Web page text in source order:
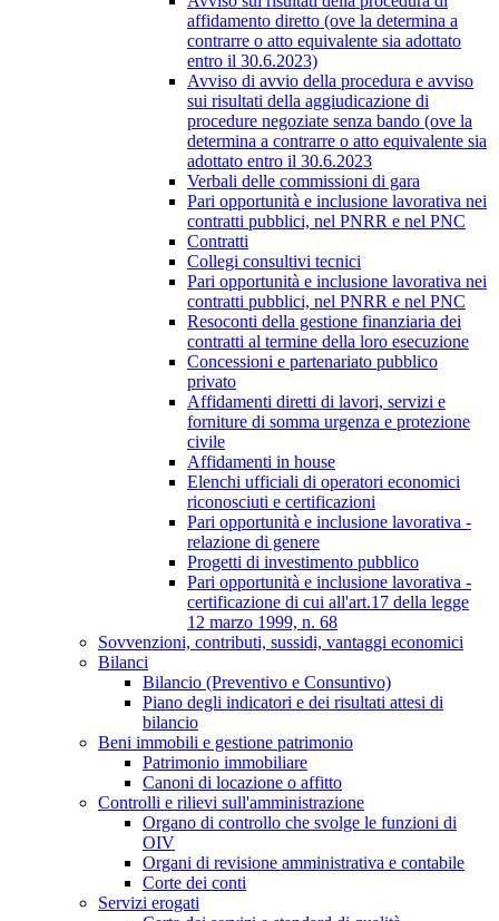
affidamento diretto (ove la determina a
contrarre o atto equivalente sia adottato
entro il 30.6.2023)
Avviso di avvio della procedura e avviso
sui risultati della aggiudicazione di
procedure negoziate senza bando (ove la
determina a contrarre o atto equivalente sia
adottato entro il 30.6.2023
Verbali delle commissioni di gara
Pari opportunità e inclusione lavorativa nei
contratti pubblici, nel PNRR e nel PNC
Contratti
Collegi consultivi tecnici
Pari opportunità e inclusione lavorativa nei
contratti pubblici, nel PNRR e nel PNC
Resoconti della gestione finanziaria dei
contratti al termine della loro esecuzione
Concessioni e partenariato pubblico
privato
Affidamenti diretti di lavori, servizi e
forniture di somma urgenza e protezione
civile
Affidamenti in house
Elenchi ufficiali di operatori economici
riconosciuti e certificazioni
Pari opportunità e inclusione lavorativa -
relazione di genere
Progetti di investimento pubblico
Pari opportunità e inclusione lavorativa -
certificazione di cui all'art.17 della legge
12 marzo 1999, n. 68
Sovvenzioni, contributi, sussidi, vantaggi economici
Bilanci
Bilancio (Preventivo e Consuntivo)
Piano degli indicatori e dei risultati attesi di
bilancio
Beni immobili e gestione patrimonio
Patrimonio immobiliare
Canoni di locazione o affitto
Controlli e rilievi sull'amministrazione
Organo di controllo che svolge le funzioni di
OIV
Organi di revisione amministrativa e contabile
Corte dei conti
Servizi erogati